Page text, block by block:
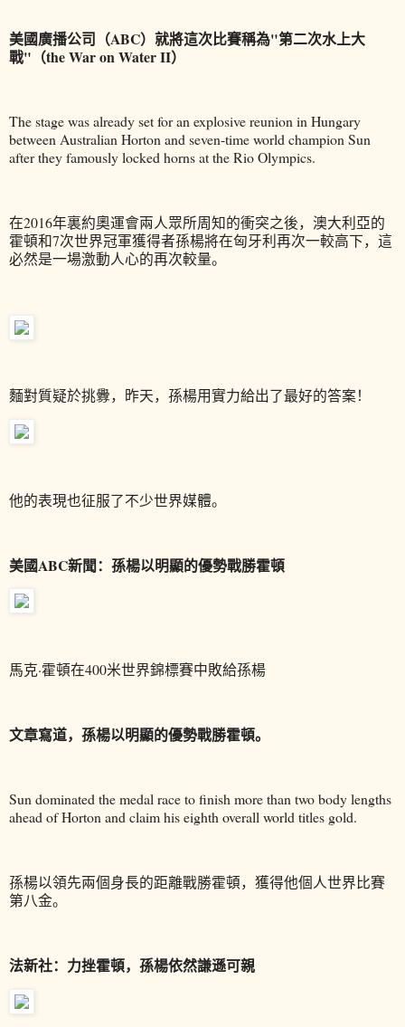
美國廣播公司（ABC）就將這次比賽稱為"第二次水上大
戰"（the War on Water II）
The stage was already set for an explosive reunion in Hungary
between Australian Horton and seven-time world champion Sun
after they famously locked horns at the Rio Olympics.
在2016年裏約奧運會兩人眾所周知的衝突之後，澳大利亞的
霍頓和7次世界冠軍獲得者孫楊將在匈牙利再次一較高下，這
必然是一場激動人心的再次較量。
麵對質疑於挑釁，昨天，孫楊用實力給出了最好的答案！
他的表現也征服了不少世界媒體。
美國ABC新聞：孫楊以明顯的優勢戰勝霍頓
馬克·霍頓在400米世界錦標賽中敗給孫楊
文章寫道，孫楊以明顯的優勢戰勝霍頓。
Sun dominated the medal race to finish more than two body lengths
ahead of Horton and claim his eighth overall world titles gold.
孫楊以領先兩個身長的距離戰勝霍頓，獲得他個人世界比賽
第八金。
法新社：力挫霍頓，孫楊依然謙遜可親